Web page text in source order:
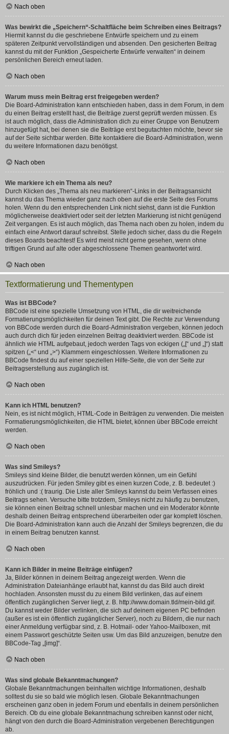
Nach oben
Was bewirkt die „Speichern“-Schaltfläche beim Schreiben eines Beitrags?
Hiermit kannst du die geschriebene Entwürfe speichern und zu einem
späteren Zeitpunkt vervollständigen und absenden. Den gesicherten Beitrag
kannst du mit der Funktion „Gespeicherte Entwürfe verwalten“ in deinem
persönlichen Bereich erneut laden.
Nach oben
Warum muss mein Beitrag erst freigegeben werden?
Die Board-Administration kann entschieden haben, dass in dem Forum, in dem
du einen Beitrag erstellt hast, die Beiträge zuerst geprüft werden müssen. Es
ist auch möglich, dass die Administration dich zu einer Gruppe von Benutzern
hinzugefügt hat, bei denen sie die Beiträge erst begutachten möchte, bevor sie
auf der Seite sichtbar werden. Bitte kontaktiere die Board-Administration, wenn
du weitere Informationen dazu benötigst.
Nach oben
Wie markiere ich ein Thema als neu?
Durch Klicken des „Thema als neu markieren“-Links in der Beitragsansicht
kannst du das Thema wieder ganz nach oben auf die erste Seite des Forums
holen. Wenn du den entsprechenden Link nicht siehst, dann ist die Funktion
möglicherweise deaktiviert oder seit der letzten Markierung ist nicht genügend
Zeit vergangen. Es ist auch möglich, das Thema nach oben zu holen, indem du
einfach eine Antwort darauf schreibst. Stelle jedoch sicher, dass du die Regeln
dieses Boards beachtest! Es wird meist nicht gerne gesehen, wenn ohne
triftigen Grund auf alte oder abgeschlossene Themen geantwortet wird.
Nach oben
Textformatierung und Thementypen
Was ist BBCode?
BBCode ist eine spezielle Umsetzung von HTML, die dir weitreichende
Formatierungsmöglichkeiten für deinen Text gibt. Die Rechte zur Verwendung
von BBCode werden durch die Board-Administration vergeben, können jedoch
auch durch dich für jeden einzelnen Beitrag deaktiviert werden. BBCode ist
ähnlich wie HTML aufgebaut, jedoch werden Tags von eckigen („[“ und „]“) statt
spitzen („<“ und „>“) Klammern eingeschlossen. Weitere Informationen zu
BBCode findest du auf einer speziellen Hilfe-Seite, die von der Seite zur
Beitragserstellung aus zugänglich ist.
Nach oben
Kann ich HTML benutzen?
Nein, es ist nicht möglich, HTML-Code in Beiträgen zu verwenden. Die meisten
Formatierungsmöglichkeiten, die HTML bietet, können über BBCode erreicht
werden.
Nach oben
Was sind Smileys?
Smileys sind kleine Bilder, die benutzt werden können, um ein Gefühl
auszudrücken. Für jeden Smiley gibt es einen kurzen Code, z. B. bedeutet :)
fröhlich und :( traurig. Die Liste aller Smileys kannst du beim Verfassen eines
Beitrags sehen. Versuche bitte trotzdem, Smileys nicht zu häufig zu benutzen,
sie können einen Beitrag schnell unlesbar machen und ein Moderator könnte
deshalb deinen Beitrag entsprechend überarbeiten oder gar komplett löschen.
Die Board-Administration kann auch die Anzahl der Smileys begrenzen, die du
in einem Beitrag benutzen kannst.
Nach oben
Kann ich Bilder in meine Beiträge einfügen?
Ja, Bilder können in deinem Beitrag angezeigt werden. Wenn die
Administration Dateianhänge erlaubt hat, kannst du das Bild auch direkt
hochladen. Ansonsten musst du zu einem Bild verlinken, das auf einem
öffentlich zugänglichen Server liegt, z. B. http://www.domain.tld/mein-bild.gif.
Du kannst weder Bilder verlinken, die sich auf deinem eigenen PC befinden
(außer es ist ein öffentlich zugänglicher Server), noch zu Bildern, die nur nach
einer Anmeldung verfügbar sind, z. B. Hotmail- oder Yahoo-Mailboxen, mit
einem Passwort geschützte Seiten usw. Um das Bild anzuzeigen, benutze den
BBCode-Tag „[img]“.
Nach oben
Was sind globale Bekanntmachungen?
Globale Bekanntmachungen beinhalten wichtige Informationen, deshalb
solltest du sie so bald wie möglich lesen. Globale Bekanntmachungen
erscheinen ganz oben in jedem Forum und ebenfalls in deinem persönlichen
Bereich. Ob du eine globale Bekanntmachung schreiben kannst oder nicht,
hängt von den durch die Board-Administration vergebenen Berechtigungen
ab.